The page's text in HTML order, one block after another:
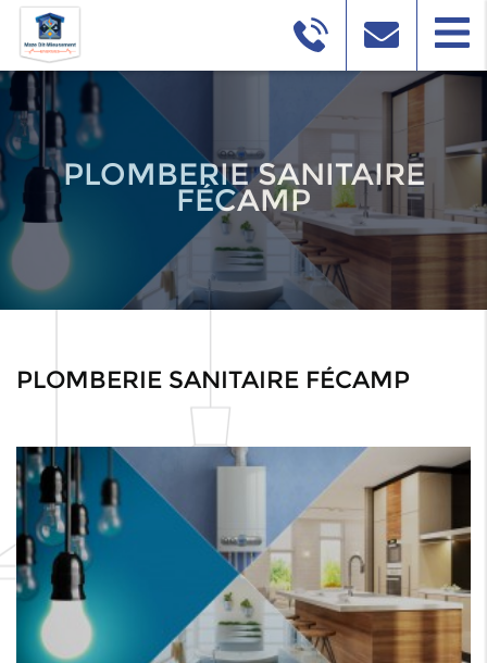
PLOMBERIE SANITAIRE
FÉCAMP
PLOMBERIE SANITAIRE FÉCAMP